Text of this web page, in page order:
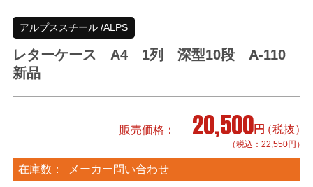
アルプススチール /ALPS
レターケース A4 1列 深型10段 A-110
新品
販売価格 20,500円（税抜）
（税込：22,550円）
在庫数： メーカー問い合わせ